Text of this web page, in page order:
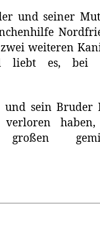
und seiner
weiteren
liebt es, bei
und sein Bruder
haben,